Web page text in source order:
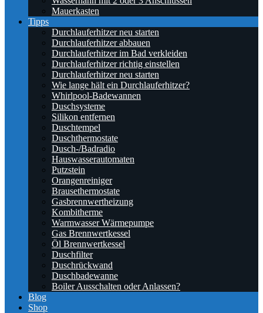
Mauerkasten
Tipps
Durchlauferhitzer neu starten
Durchlauferhitzer abbauen
Durchlauferhitzer im Bad verkleiden
Durchlauferhitzer richtig einstellen
Durchlauferhitzer neu starten
Wie lange hält ein Durchlauferhitzer?
Whirlpool-Badewannen
Duschsysteme
Silikon entfernen
Duschtempel
Duschthermostate
Dusch-/Badradio
Hauswasserautomaten
Putzstein
Orangenreiniger
Brausethermostate
Gasbrennwertheizung
Kombitherme
Warmwasser Wärmepumpe
Gas Brennwertkessel
Öl Brennwertkessel
Duschfilter
Duschrückwand
Duschbadewanne
Boiler Ausschalten oder Anlassen?
Blog
Shop